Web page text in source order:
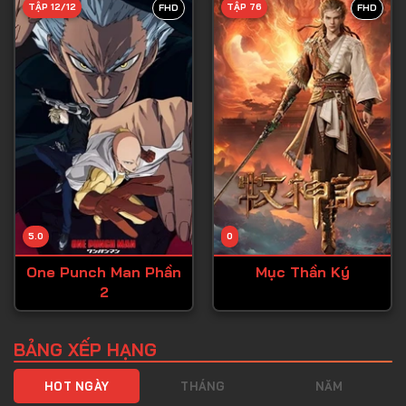
Tập 40
Tập 41
Tập 42
Tập 43
Tập 44
Tập 45
Tập 47
Tập 49
FHD
5.0
TẬP 12/12
One Punch Man Phần
2
FHD
0
TẬP 76
Mục Thần Ký
BẢNG XẾP HẠNG
HOT NGÀY THÁNG NĂM